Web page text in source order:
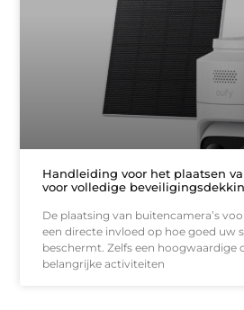
Handleiding voor het plaatsen
voor volledige
De plaatsing van buitencamera’s
een directe invloed op hoe goed uw
beschermt. Zelfs een hoogwaardige
belangrijke activiteiten